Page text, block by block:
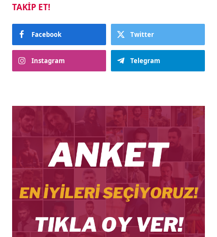
TAKIP ET!
Facebook Twitter
Instagram Telegram